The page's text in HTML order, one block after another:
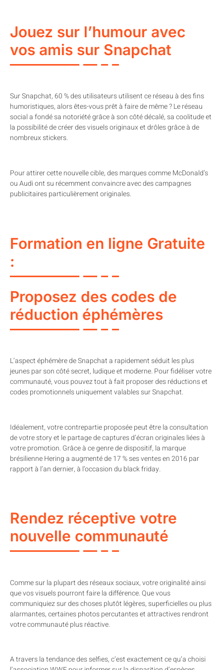
Jouez sur l’humour avec
vos amis sur Snapchat
Sur Snapchat, 60 % des utilisateurs utilisent ce réseau à des fins
humoristiques, alors êtes-vous prêt à faire de même ? Le réseau
social a fondé sa notoriété grâce à son côté décalé, sa coolitude et
la possibilité de créer des visuels originaux et drôles grâce à de
nombreux stickers.
Pour attirer cette nouvelle cible, des marques comme McDonald’s
ou Audi ont su récemment convaincre avec des campagnes
publicitaires particulièrement originales.
Formation en ligne Gratuite
:
Proposez des codes de
réduction éphémères
L’aspect éphémère de Snapchat a rapidement séduit les plus
jeunes par son côté secret, ludique et moderne. Pour fidéliser votre
communauté, vous pouvez tout à fait proposer des réductions et
codes promotionnels uniquement valables sur Snapchat.
Idéalement, votre contrepartie proposée peut être la consultation
de votre story et le partage de captures d’écran originales liées à
votre promotion. Grâce à ce genre de dispositif, la marque
brésilienne Hering a augmenté de 17 % ses ventes en 2016 par
rapport à l’an dernier, à l’occasion du black friday.
Rendez réceptive votre
nouvelle communauté
Comme sur la plupart des réseaux sociaux, votre originalité ainsi
que vos visuels pourront faire la différence. Que vous
communiquiez sur des choses plutôt légères, superficielles ou plus
alarmantes, certaines photos percutantes et attractives rendront
votre communauté plus réactive.
A travers la tendance des selfies, c’est exactement ce qu’a choisi